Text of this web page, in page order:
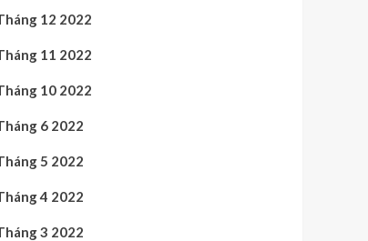
12 2022
11 2022
10 2022
6 2022
5 2022
4 2022
3 2022